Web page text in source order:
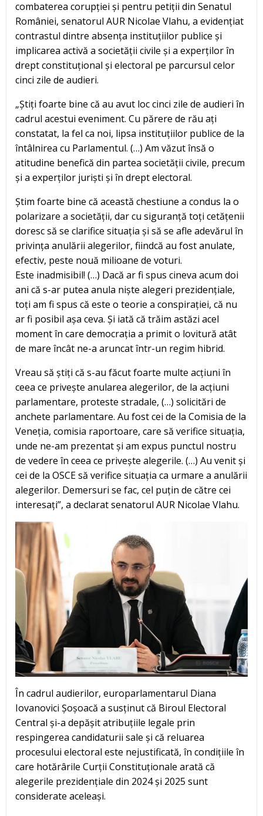
combaterea corupției și pentru petiții din Senatul
României, senatorul AUR Nicolae Vlahu, a evidențiat
contrastul dintre absența instituțiilor publice și
implicarea activă a societății civile și a experților în
drept constituțional și electoral pe parcursul celor
cinci zile de audieri.
„Știți foarte bine că au avut loc cinci zile de audieri în
cadrul acestui eveniment. Cu părere de rău ați
constatat, la fel ca noi, lipsa instituțiilor publice de la
întâlnirea cu Parlamentul. (…) Am văzut însă o
atitudine benefică din partea societății civile, precum
și a experților juriști și în drept electoral.
Știm foarte bine că această chestiune a condus la o
polarizare a societății, dar cu siguranță toți cetățenii
doresc să se clarifice situația și să se afle adevărul în
privința anulării alegerilor, fiindcă au fost anulate,
efectiv, peste nouă milioane de voturi.
Este inadmisibil! (…) Dacă ar fi spus cineva acum doi
ani că s-ar putea anula niște alegeri prezidențiale,
toți am fi spus că este o teorie a conspirației, că nu
ar fi posibil așa ceva. Și iată că trăim astăzi acel
moment în care democrația a primit o lovitură atât
de mare încât ne-a aruncat într-un regim hibrid.
Vreau să știți că s-au făcut foarte multe acțiuni în
ceea ce privește anularea alegerilor, de la acțiuni
parlamentare, proteste stradale, (…) solicitări de
anchete parlamentare. Au fost cei de la Comisia de la
Veneția, comisia raportoare, care să verifice situația,
unde ne-am prezentat și am expus punctul nostru
de vedere în ceea ce privește alegerile. (…) Au venit și
cei de la OSCE să verifice situația ca urmare a anulării
alegerilor. Demersuri se fac, cel puțin de către cei
interesați”, a declarat senatorul AUR Nicolae Vlahu.
În cadrul audierilor, europarlamentarul Diana
Iovanovici Șoșoacă a susținut că Biroul Electoral
Central și-a depășit atribuțiile legale prin
respingerea candidaturii sale și că reluarea
procesului electoral este nejustificată, în condițiile în
care hotărârile Curții Constituționale arată că
alegerile prezidențiale din 2024 și 2025 sunt
considerate aceleași.